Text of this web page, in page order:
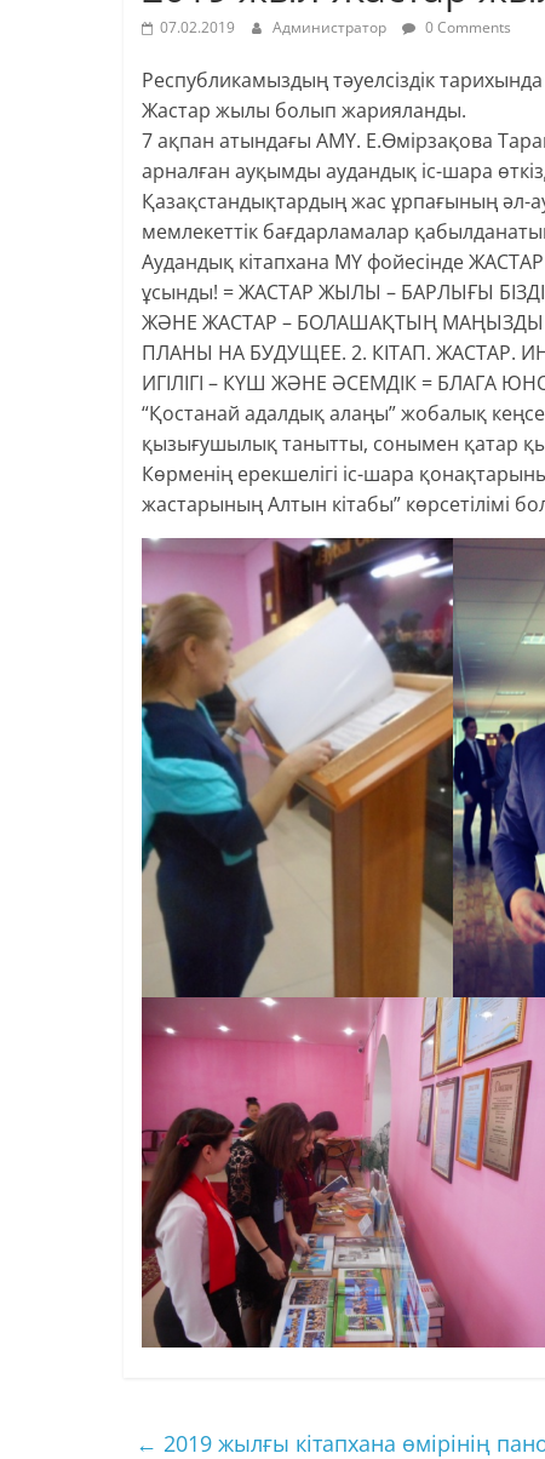
07.02.2019 Администратор 0 Comments
Республикамыздың тәуелсіздік
Жастар жылы болып жарияланды.
7 ақпан атындағы АМҮ. Е.Өмірзақова
арналған ауқымды аудандық іс-шара
Қазақстандықтардың жас ұрпағының әл-
мемлекеттік бағдарламалар
Аудандық кітапхана МҮ фойесінде
ұсынды! = ЖАСТАР ЖЫЛЫ – БАРЛЫҒЫ
ЖӘНЕ ЖАСТАР – БОЛАШАҚТЫҢ
ПЛАНЫ НА БУДУЩЕЕ. 2. КІТАП. ЖАСТАР.
ИГІЛІГІ – КҮШ ЖӘНЕ ӘСЕМДІК = БЛАГА
“Қостанай адалдық алаңы” жобалық
қызығушылық танытты, сонымен қатар
Көрменің ерекшелігі іс-шара
жастарының Алтын кітабы” көрсетілімі
← 2019 жылғы кітапхана өмірінің